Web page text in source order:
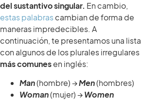
del sustantivo singular. En cambio,
estas palabrascambian de forma de
maneras impredecibles. A
continuación, te presentamos una lista
con algunos de los plurales irregulares
más comunesen inglés:
Man(hombre) →Men(hombres)
Woman(mujer) →Women